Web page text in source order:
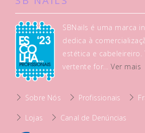
SBNails é uma marca
dedica à
estética e cabeleireiro.
vertente for...Ver mais
Sobre Nós Profissionais
Lojas Canal de Denúncias